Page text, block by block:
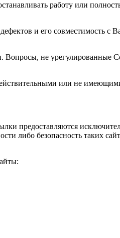
работу или
и его совместимость
Вопросы, не урегулированные
или не
предоставляются
либо безопасность таких